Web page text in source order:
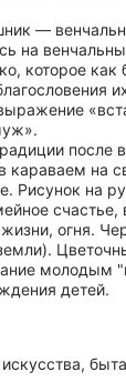
—
на
которое как
после
караваем на
Рисунок на
счастье,
огня.
молодым
детей.